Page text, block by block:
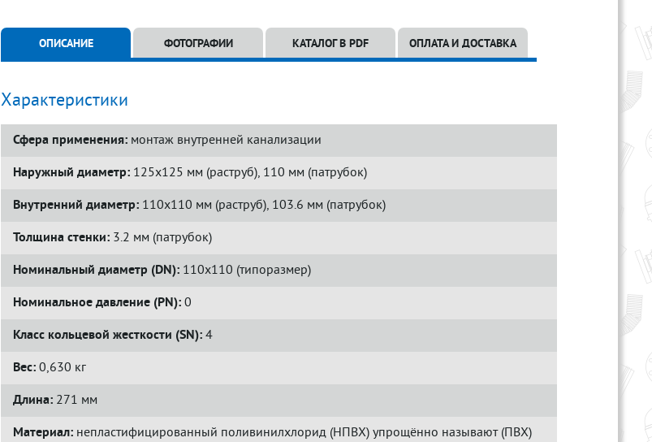
ОПИСАНИЕ ФОТОГРАФИИ КАТАЛОГ В PDF ОПЛАТА И ДОСТАВКА
Характеристики
Сфера применения: монтаж внутренней канализации
Наружный диаметр: 125х125 мм (раструб), 110 мм (патрубок)
Внутренний диаметр: 110х110 мм (раструб), 103.6 мм (патрубок)
Толщина стенки: 3.2 мм (патрубок)
Номинальный диаметр (DN): 110x110 (типоразмер)
Номинальное давление (PN): 0
Класс кольцевой жесткости (SN): 4
Вес: 0,630 кг
Длина: 271 мм
Материал: непластифицированный поливинилхлорид (НПВХ) упрощённо называют (ПВХ)